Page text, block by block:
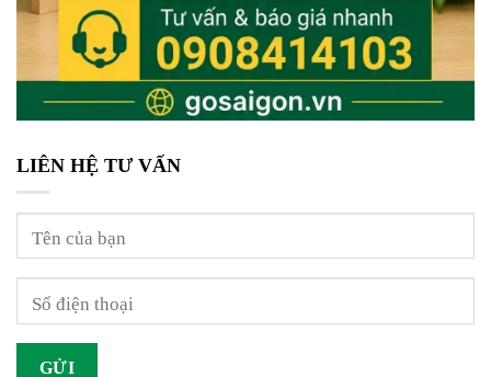
LIÊN HỆ TƯ VẤN